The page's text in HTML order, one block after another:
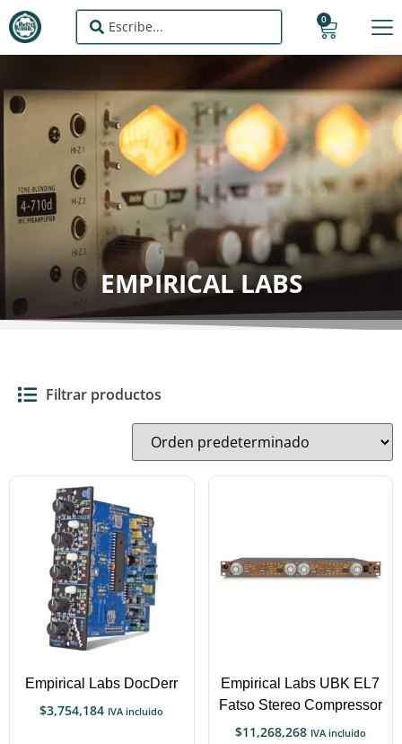
0
EMPIRICAL LABS
Filtrar productos
Empirical Labs DocDerr
$3,754,184 IVA incluido
Empirical Labs UBK EL7
Fatso Stereo Compressor
$11,268,268 IVA incluido